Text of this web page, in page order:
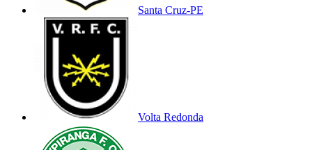
Santa Cruz-PE
Volta Redonda